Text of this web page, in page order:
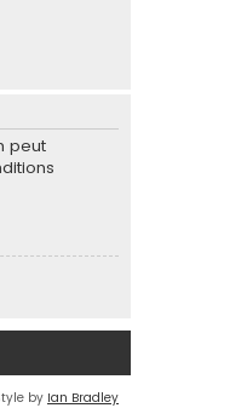
peut
by Ian Bradley